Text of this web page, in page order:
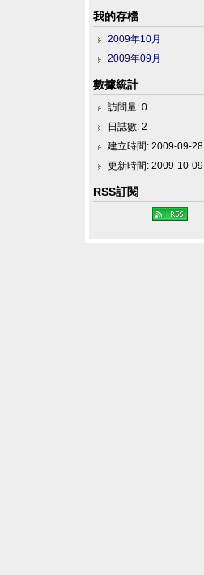
我的存檔
2009年10月
2009年09月
數據統計
訪問量: 0
日誌數: 2
建立時間: 2009-09-28
更新時間: 2009-10-09
RSS訂閱